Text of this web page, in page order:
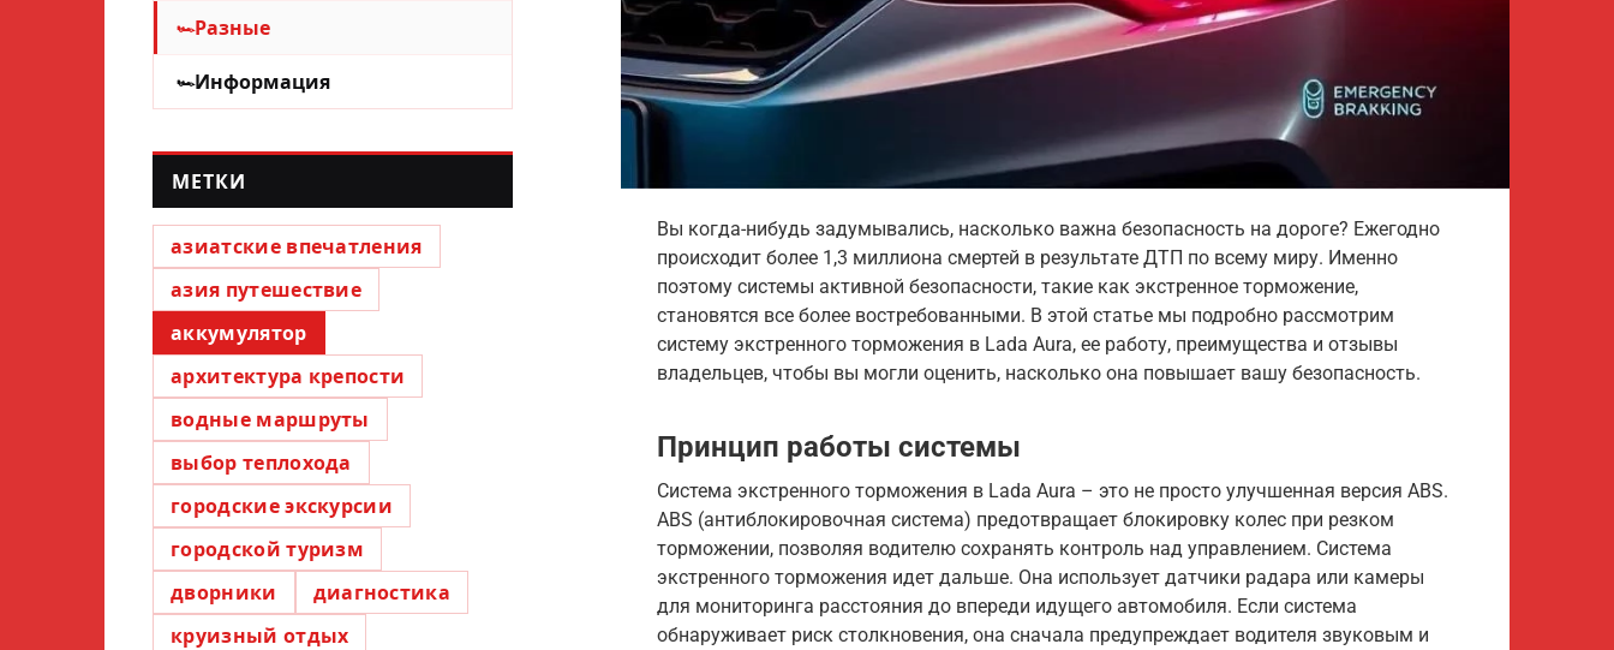
Вы когда-нибудь задумывались, насколько важна безопасность на дороге? Ежегодно
происходит более 1,3 миллиона смертей в результате ДТП по всему миру. Именно
поэтому системы активной безопасности, такие как экстренное торможение,
становятся все более востребованными. В этой статье мы подробно рассмотрим
систему экстренного торможения в Lada Aura, ее работу, преимущества и отзывы
владельцев, чтобы вы могли оценить, насколько она повышает вашу безопасность.
Принцип работы системы
Система экстренного торможения в Lada Aura – это не просто улучшенная версия ABS.
ABS (антиблокировочная система) предотвращает блокировку колес при резком
торможении, позволяя водителю сохранять контроль над управлением. Система
экстренного торможения идет дальше. Она использует датчики радара или камеры
для мониторинга расстояния до впереди идущего автомобиля. Если система
обнаруживает риск столкновения, она сначала предупреждает водителя звуковым и
Разные
Информация
МЕТКИ
азиатские впечатления
азия путешествие
аккумулятор
архитектура крепости
водные маршруты
выбор теплохода
городские экскурсии
городской туризм
дворники
диагностика
круизный отдых